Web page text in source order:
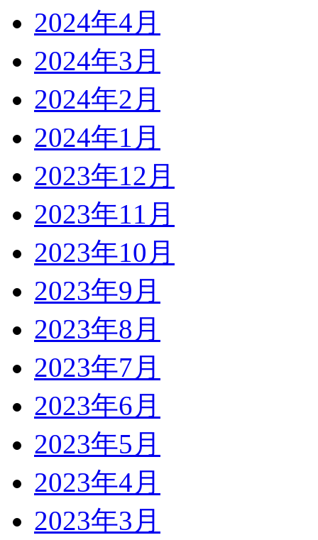
2024年4月
2024年3月
2024年2月
2024年1月
2023年12月
2023年11月
2023年10月
2023年9月
2023年8月
2023年7月
2023年6月
2023年5月
2023年4月
2023年3月